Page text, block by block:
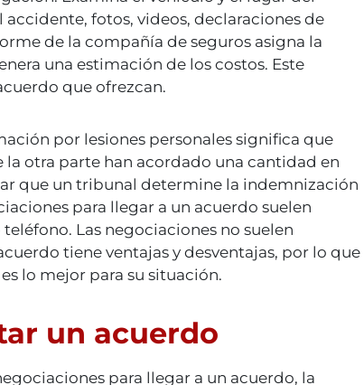
fotos, videos, declaraciones de
de la compañía de seguros asigna la
una estimación de los costos. Este
que ofrezcan.
por lesiones personales significa que
la otra parte han acordado una cantidad en
que un tribunal determine la indemnización
para llegar a un acuerdo suelen
Las negociaciones no suelen
tiene ventajas y desventajas, por lo que
lo mejor para su situación.
un acuerdo
para llegar a un acuerdo, la